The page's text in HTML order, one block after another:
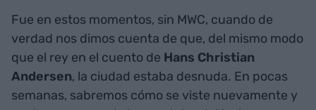
Fue en estos momentos, sin MWC, cuando de
verdad nos dimos cuenta de que, del mismo modo
que el rey en el cuento de Hans Christian
Andersen, la ciudad estaba desnuda. En pocas
semanas, sabremos cómo se viste nuevamente y